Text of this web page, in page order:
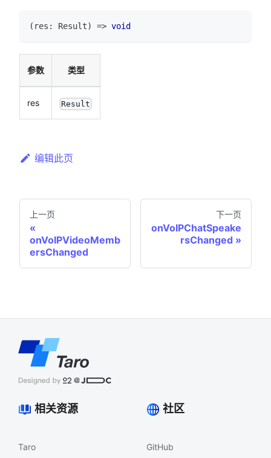
( res : Result) => void
参数 类型
res Result
编辑此页
上一页
onVoIPVideoMemb
ersChanged
下一页
onVoIPChatSpeake
rsChanged
相关资源
Taro
社区
GitHub